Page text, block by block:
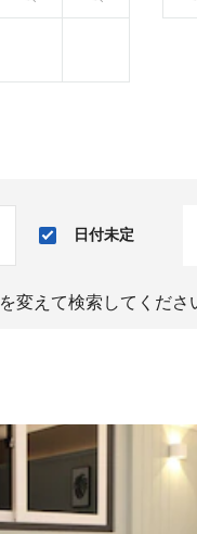
日付未定
変えて検索してくださ